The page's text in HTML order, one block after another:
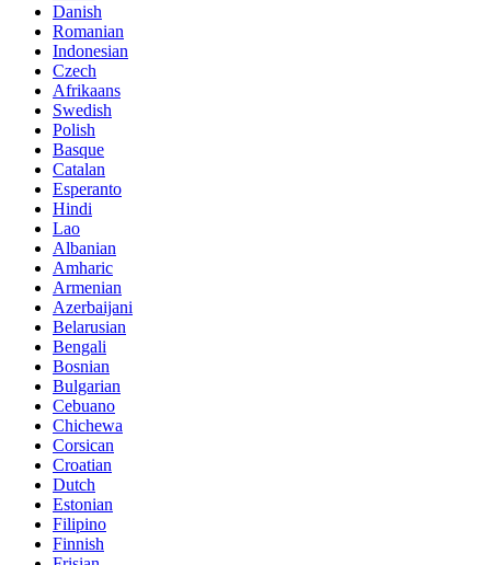
Danish
Romanian
Indonesian
Czech
Afrikaans
Swedish
Polish
Basque
Catalan
Esperanto
Hindi
Lao
Albanian
Amharic
Armenian
Azerbaijani
Belarusian
Bengali
Bosnian
Bulgarian
Cebuano
Chichewa
Corsican
Croatian
Dutch
Estonian
Filipino
Finnish